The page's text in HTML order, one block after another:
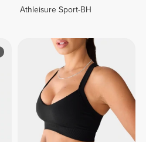
Athleisure Sport-BH